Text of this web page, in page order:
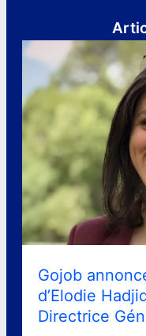
Gojob
d’Elodie
Directrice